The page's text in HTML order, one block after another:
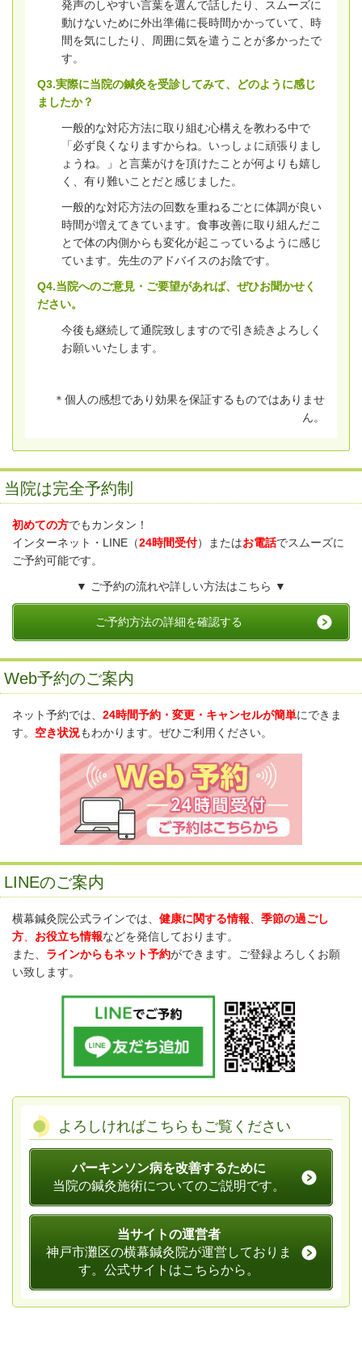
発声のしやすい言葉を選んで話したり、スムーズに
動けないために外出準備に長時間かかっていて、時
間を気にしたり、周囲に気を遣うことが多かったで
す。
Q3.実際に当院の鍼灸を受診してみて、どのように感じ
ましたか？
一般的な対応方法に取り組む心構えを教わる中で
「必ず良くなりますからね。いっしょに頑張りまし
ょうね。」と言葉がけを頂けたことが何よりも嬉し
く、有り難いことだと感じました。
一般的な対応方法の回数を重ねるごとに体調が良い
時間が増えてきています。食事改善に取り組んだこ
とで体の内側からも変化が起こっているように感じ
ています。先生のアドバイスのお陰です。
Q4.当院へのご意見・ご要望があれば、ぜひお聞かせく
ださい。
今後も継続して通院致しますので引き続きよろしく
お願いいたします。
＊個人の感想であり効果を保証するものではありませ
ん。
当院は完全予約制
初めての方でもカンタン！
インターネット・LINE（24時間受付）またはお電話でスムーズに
ご予約可能です。
▼ ご予約の流れや詳しい方法はこちら ▼
ご予約方法の詳細を確認する
Web予約のご案内
ネット予約では、 24時間予約・変更・キャンセルが簡単にできま
す。 空き状況もわかります。ぜひご利用ください。
LINEのご案内
横幕鍼灸院公式ラインでは、 健康に関する情報、 季節の過ごし
方、 お役立ち情報などを発信しております。
また、 ラインからもネット予約ができます。ご登録よろしくお願
い致します。
よろしければこちらもご覧ください
パーキンソン病を改善するために
当院の鍼灸施術についてのご説明です。
当サイトの運営者
神戸市灘区の横幕鍼灸院が運営しておりま
す。公式サイトはこちらから。